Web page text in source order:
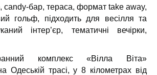
бар, тераса, формат take away,
гольф, підходить для весілля та
інтер’єр, тематичні вечірки,
комплекс «Вілла Віта»
Одеській трасі, у 8 кілометрах від